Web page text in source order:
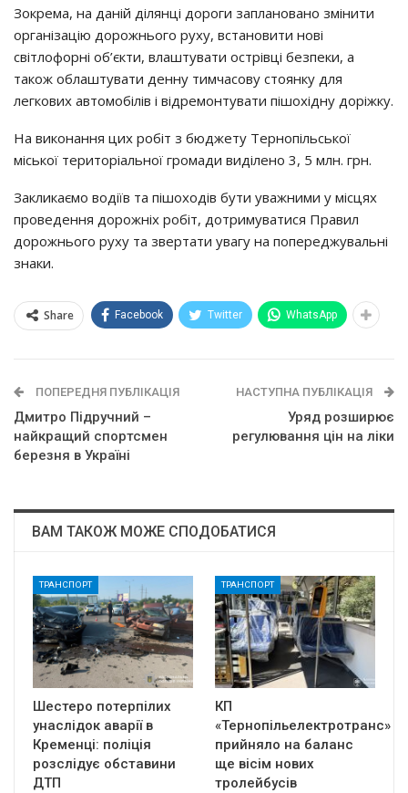
Зокрема, на даній ділянці дороги заплановано змінити
організацію дорожнього руху, встановити нові
світлофорні об’єкти, влаштувати острівці безпеки, а
також облаштувати денну тимчасову стоянку для
легкових автомобілів і відремонтувати пішохідну доріжку.
На виконання цих робіт з бюджету Тернопільської
міської територіальної громади виділено 3, 5 млн. грн.
Закликаємо водіїв та пішоходів бути уважними у місцях
проведення дорожніх робіт, дотримуватися Правил
дорожнього руху та звертати увагу на попереджувальні
знаки.
Share Facebook Twitter WhatsApp
ПОПЕРЕДНЯ ПУБЛІКАЦІЯ
Дмитро Підручний –
найкращий спортсмен
березня в Україні
НАСТУПНА ПУБЛІКАЦІЯ
Уряд розширює
регулювання цін на ліки
ВАМ ТАКОЖ МОЖЕ СПОДОБАТИСЯ
ТРАНСПОРТ
Шестеро потерпілих
унаслідок аварії в
Кременці: поліція
розслідує обставини
ДТП
ТРАНСПОРТ
КП
«Тернопільелектротранс»
прийняло на баланс
ще вісім нових
тролейбусів